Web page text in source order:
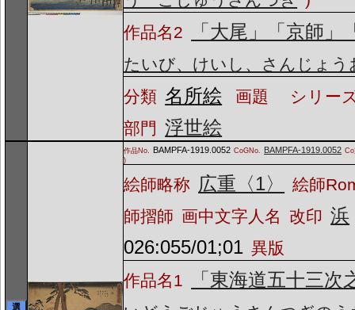
作品名2
「大尾」「京師」
たいび、けいし、さんじょう
分類 名所絵 画題
シリー
部門 浮世絵
選
作品No. BAMPFA-1919.0052 CoGNo. BAMPFA-1919.0052
)
絵師略称 広重〈1〉
絵師
師摺師 画中文字人名 改印 浜
026:055/01;01 異版
作品名1
「東海道五十三次